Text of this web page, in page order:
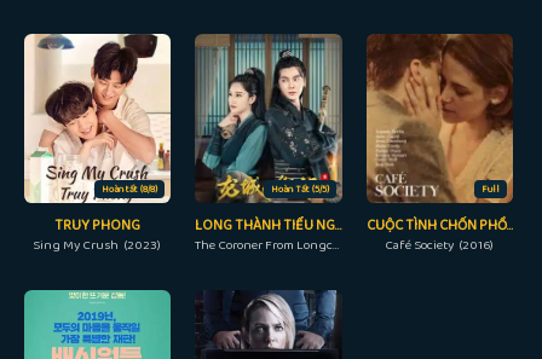
Hoàn tất (8/8)
TRUY PHONG
Sing My Crush (2023)
Hoàn Tất (5/5)
LONG THÀNH TIỂU NGỖ TÁC
The Coroner From Longcheng (2023)
Full
CUỘC TÌNH CHỐN PHỒN HOA
Café Society (2016)